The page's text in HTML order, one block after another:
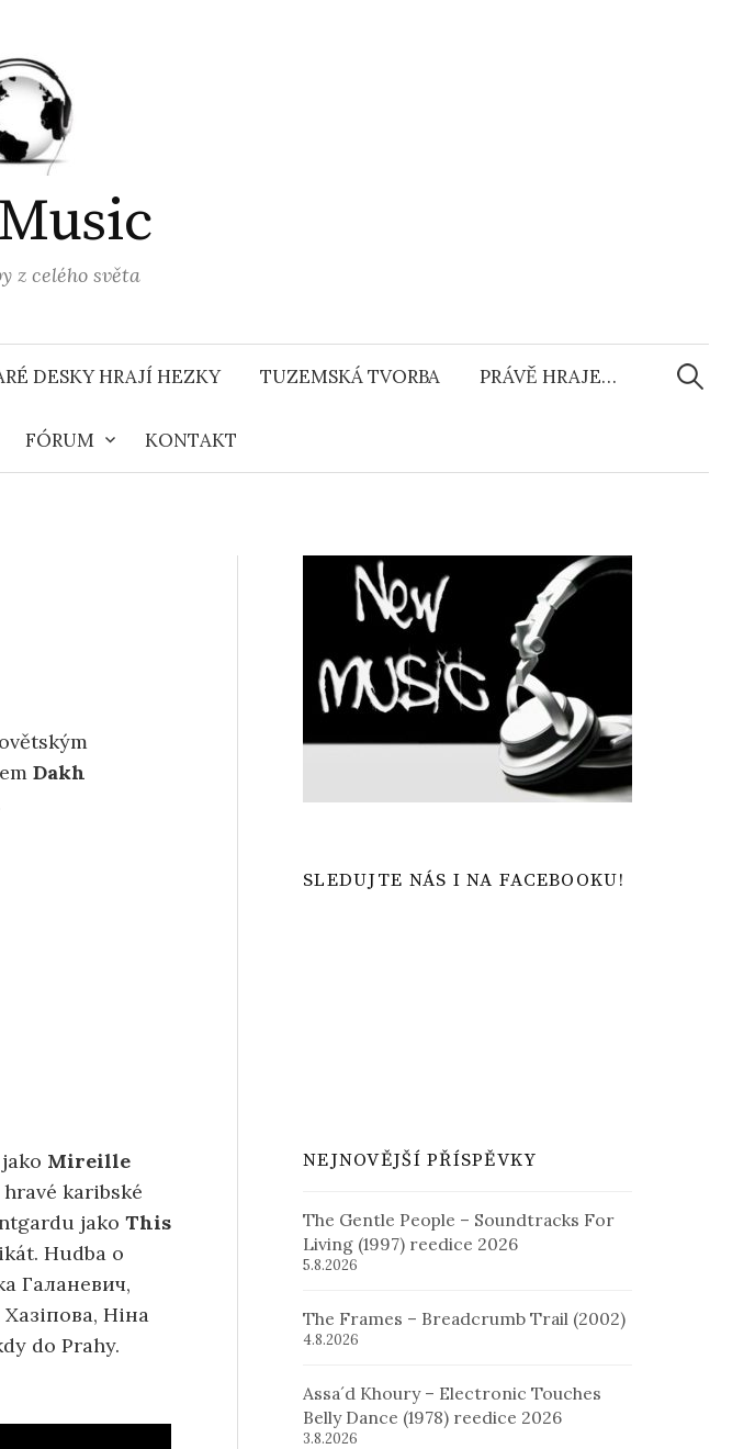
z celého světa
DESKY HRAJÍ HEZKY TUZEMSKÁ TVORBA PRÁVĚ HRAJE…
FÓRUM KONTAKT
Dakh
Mireille
hravé karibské
jako This
Hudba o
Галаневич,
Ніна
do Prahy.
SLEDUJTE NÁS I NA FACEBOOKU!
NEJNOVĚJŠÍ PŘÍSPĚVKY
The Gentle People – Soundtracks For
Living (1997) reedice 2026
5.8.2026
The Frames – Breadcrumb Trail (2002)
4.8.2026
Assa´d Khoury – Electronic Touches
Belly Dance (1978) reedice 2026
3.8.2026